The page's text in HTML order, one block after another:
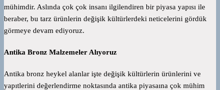
mühimdir. Aslında çok çok insanı ilgilendiren bir piyasa yapısı ile
beraber, bu tarz ürünlerin değişik kültürlerdeki neticelerini gördük
görmeye devam ediyoruz.
Antika Bronz Malzemeler Alıyoruz
Antika bronz heykel alanlar işte değişik kültürlerin ürünlerini ve
yapıtlerini değerlendirme noktasında antika piyasaına çok mühim